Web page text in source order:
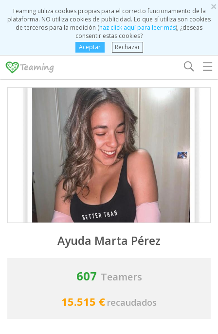
×
Teaming utiliza cookies propias para el correcto funcionamiento de la
plataforma. NO utiliza cookies de publicidad. Lo que sí utiliza son cookies
de terceros para la medición (haz click aquí para leer más), ¿deseas
consentir estas cookies?
Aceptar
Rechazar
☰
Ayuda Marta Pérez
607 Teamers
15.515 € recaudados